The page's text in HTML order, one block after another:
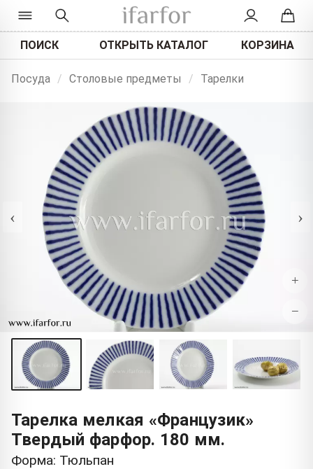
ПОИСК ОТКРЫТЬ КАТАЛОГ КОРЗИНА
Посуда / Столовые предметы / Тарелки
‹ ›
+
−
Тарелка мелкая «Французик»
Твердый фарфор. 180 мм.
Форма: Тюльпан